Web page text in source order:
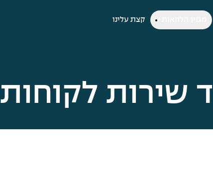
קצת עלינו
שירות לקוחות